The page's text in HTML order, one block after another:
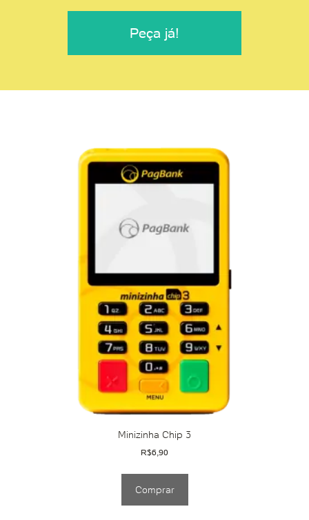
Peça já!
Minizinha Chip 3
R$6,90
Comprar